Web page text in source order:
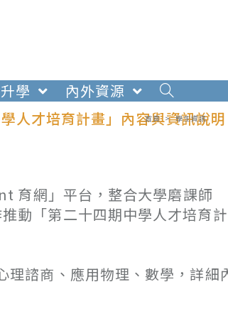
學
內外資源
人才培育計畫」內容與資訊說明
首頁 > 學生資訊
育網」平台，整合大學磨課師
動「第二十四期中學人才培育
諮商、應用物理、數學，詳細